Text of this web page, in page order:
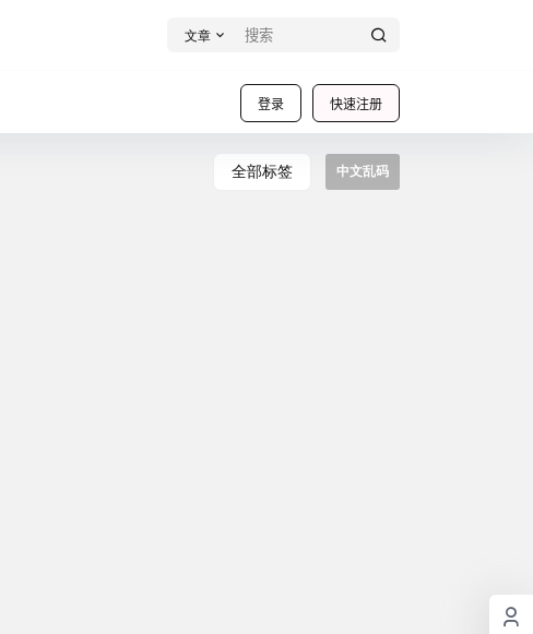
文章
登录 快速注册
全部标签 中文乱码